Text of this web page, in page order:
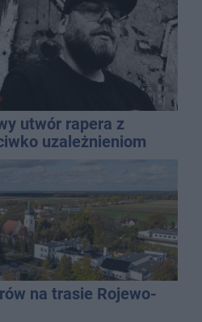
utwór rapera z
uzależnieniom
na trasie Rojewo-